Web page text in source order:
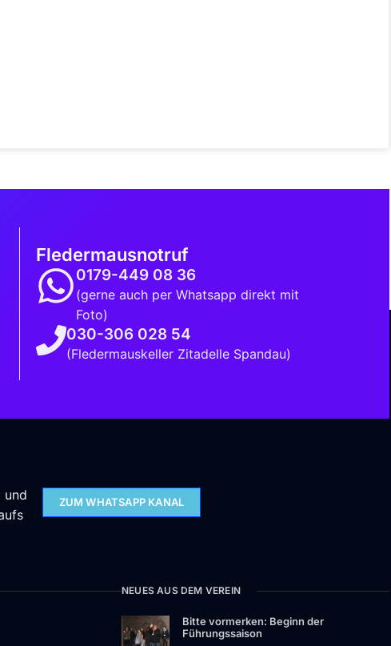
Fledermausnotruf
0179-449 08 36
(gerne auch per Whatsapp direkt mit
Foto)
030-306 028 54
(Fledermauskeller Zitadelle Spandau)
und
ZUM WHATSAPP KANAL
NEUES AUS DEM VEREIN
Bitte vormerken: Beginn der
Führungssaison